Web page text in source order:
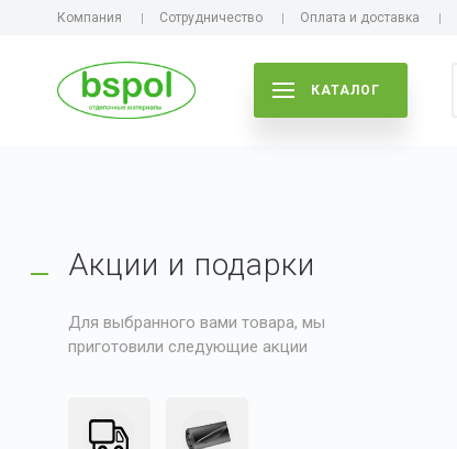
Компания Сотрудничество Оплата и доставка
КАТАЛОГ
Акции и подарки
Для выбранного вами товара, мы
приготовили следующие акции